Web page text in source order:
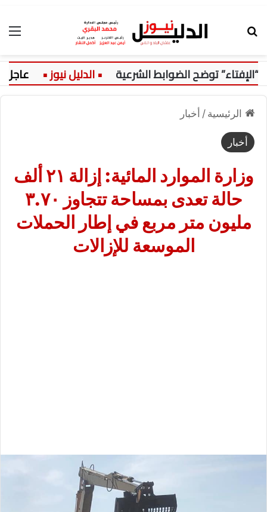
توضح الضوابط الشرعية عاجل:
الرئيسية / أخبار
أخبار
وزارة الموارد المائية: إزالة ٢١ ألف
حالة تعدى بمساحة تتجاوز ٣.٧٠
مليون متر مربع في إطار الحملات
الموسعة للإزالات